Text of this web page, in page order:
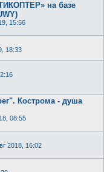
на базе
15:56
18:33
Кострома - душа
08:55
2018, 16:02